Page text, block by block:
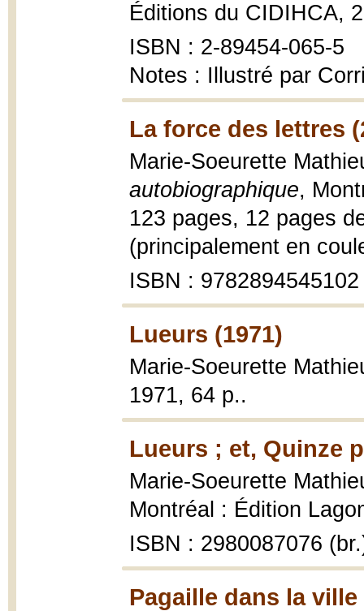
Éditions du CIDIHCA,
ISBN : 2-89454-065-5
Notes : Illustré par
La force des lettres
Marie-Soeurette
autobiographique,
123 pages, 12 pages
(principalement en
ISBN : 9782894545102
Lueurs (1971)
Marie-Soeurette
1971, 64 p..
Lueurs ; et, Quinze
Marie-Soeurette
Montréal : Édition
ISBN : 2980087076
Pagaille dans la ville